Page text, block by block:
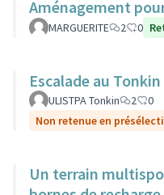
Aménagement
MARGUERITE 2 0
Escalade au Tonkin
ULISTPA Tonkin 2
0
Non retenue en
Un terrain